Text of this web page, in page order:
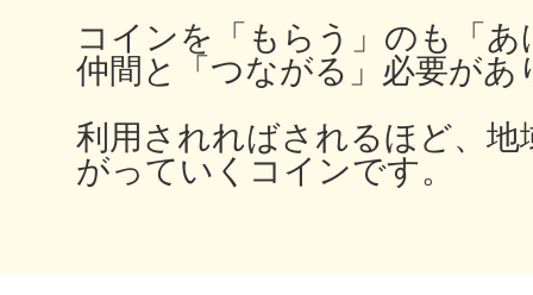
コインを「もらう」のも「
仲間と「つながる」必要があ
利用されればされるほど、地
がっていくコインです。
厚木